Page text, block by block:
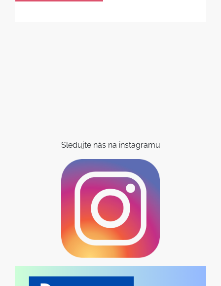
Sledujte nás na instagramu